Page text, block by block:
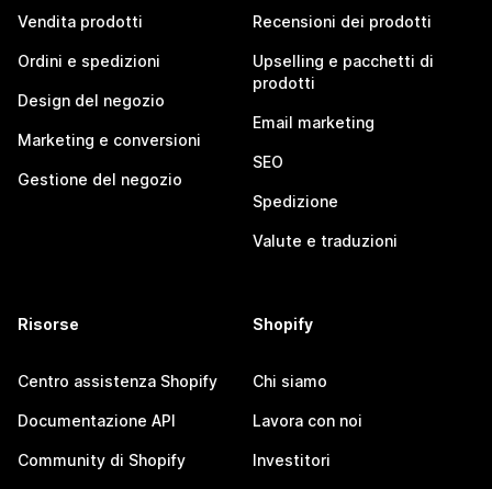
Vendita prodotti
Ordini e spedizioni
Design del negozio
Marketing e conversioni
Gestione del negozio
Recensioni dei prodotti
Upselling e pacchetti di
prodotti
Email marketing
SEO
Spedizione
Valute e traduzioni
Risorse
Centro assistenza Shopify
Documentazione API
Community di Shopify
Shopify
Chi siamo
Lavora con noi
Investitori